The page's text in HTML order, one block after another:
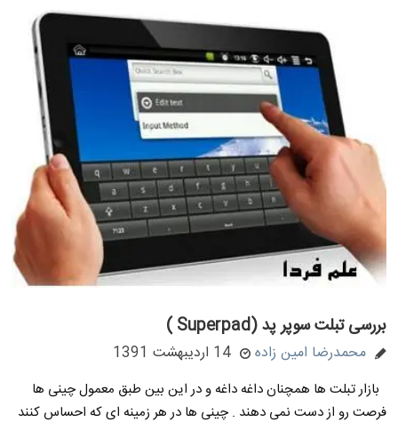
بررسی تبلت سوپر پد (Superpad )
محمدرضا امین زاده 14 اردیبهشت 1391
بازار تبلت ها همچنان داغه داغه و در این بین طبق معمول چینی ها
فرصت رو از دست نمی دهند . چینی ها در هر زمینه ای که احساس کنند